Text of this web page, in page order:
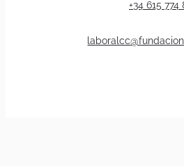
+34 615 774